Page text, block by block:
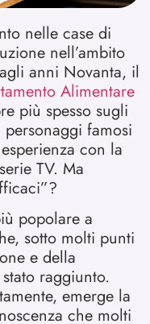
nelle case di
nell’ambito
anni Novanta, il
Alimentare
più spesso sugli
famosi
con la
TV. Ma
popolare a
sotto molti punti
e della
raggiunto.
emerge la
che molti